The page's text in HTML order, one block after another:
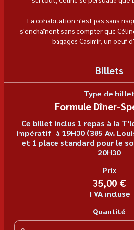
La cohabitation n'est pas sans
s'enchaînent sans compter que
bagages Casimir, un oeuf
Billets
Type de billet
Formule Dîner-
Ce billet inclus 1 repas à la
impératif  à 19H00 (385 Av.
et 1 place standard pour le
20H30
Prix
35,00 €
TVA incluse
Quantité